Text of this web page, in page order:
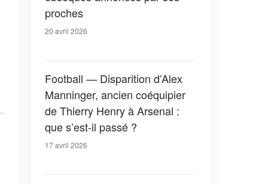
proches
20 avril 2026
Football — Disparition d’Alex
Manninger, ancien coéquipier
de Thierry Henry à Arsenal :
que s’est-il passé ?
17 avril 2026